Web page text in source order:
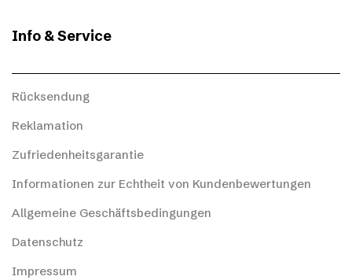
Info & Service
Rücksendung
Reklamation
Zufriedenheitsgarantie
Informationen zur Echtheit von Kundenbewertungen
Allgemeine Geschäftsbedingungen
Datenschutz
Impressum